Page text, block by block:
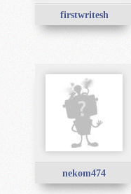
firstwritesh
nekom474